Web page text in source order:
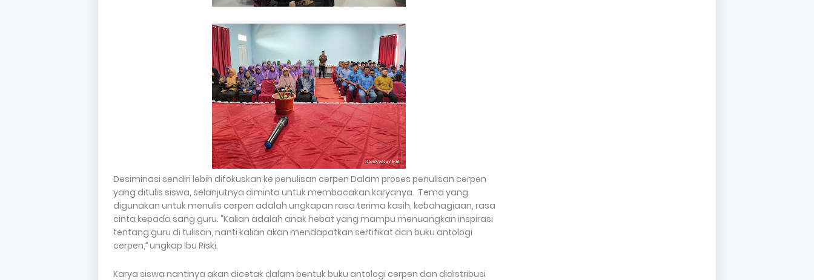
Desiminasi sendiri lebih difokuskan ke penulisan cerpen Dalam proses penulisan cerpen
yang ditulis siswa, selanjutnya diminta untuk membacakan karyanya. Tema yang
digunakan untuk menulis cerpen adalah ungkapan rasa terima kasih, kebahagiaan, rasa
cinta kepada sang guru. “Kalian adalah anak hebat yang mampu menuangkan inspirasi
tentang guru di tulisan, nanti kalian akan mendapatkan sertifikat dan buku antologi
cerpen,’’ ungkap Ibu Riski.
Karya siswa nantinya akan dicetak dalam bentuk buku antologi cerpen dan didistribusi